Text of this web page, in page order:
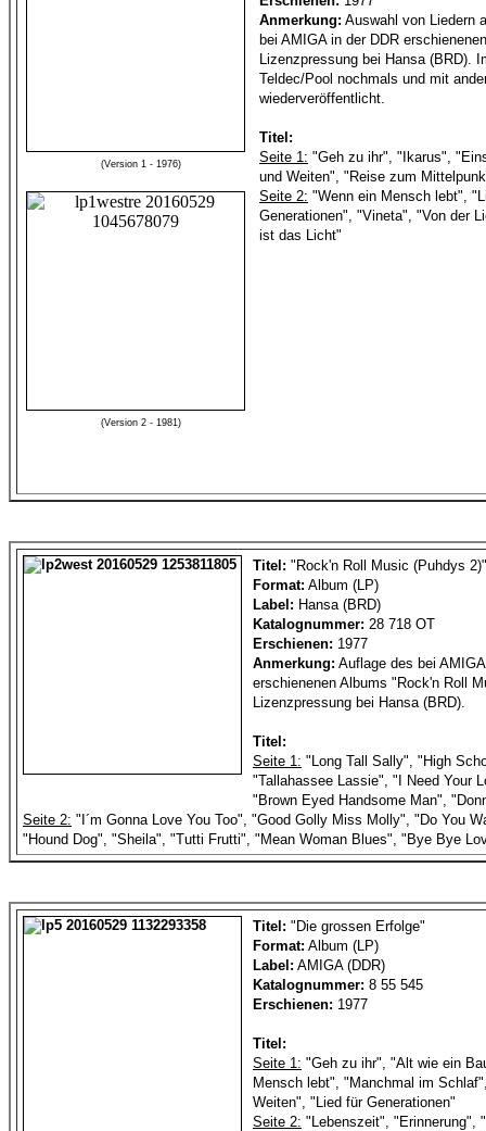
(Version 1 - 1976)
(Version 2 - 1981)
Anmerkung: Auswahl von Liedern
bei AMIGA in der DDR
Lizenzpressung bei Hansa (BRD).
Teldec/Pool nochmals und mit
wiederveröffentlicht.
Titel:
Seite 1: "Geh zu ihr", "Ikarus",
und Weiten", "Reise zum
Seite 2: "Wenn ein Mensch lebt",
Generationen", "Vineta", "Von der
ist das Licht"
Titel: "Rock'n Roll Music (Puhdys 2)"
Format: Album (LP)
Label: Hansa (BRD)
Katalognummer: 28 718 OT
Erschienen: 1977
Anmerkung: Auflage des bei
erschienenen Albums "Rock'n Roll
Lizenzpressung bei Hansa (BRD).
Titel:
Seite 1: "Long Tall Sally", "High
"Tallahassee Lassie", "I Need Your
"Brown Eyed Handsome Man",
Seite 2: "I´m Gonna Love You Too", "Good Golly Miss Molly", "Do You
"Hound Dog", "Sheila", "Tutti Frutti", "Mean Woman Blues", "Bye Bye
Titel: "Die grossen Erfolge"
Format: Album (LP)
Label: AMIGA (DDR)
Katalognummer: 8 55 545
Erschienen: 1977
Titel:
Seite 1: "Geh zu ihr", "Alt wie ein
Mensch lebt", "Manchmal im
Weiten", "Lied für Generationen"
Seite 2: "Lebenszeit", "Erinnerung",